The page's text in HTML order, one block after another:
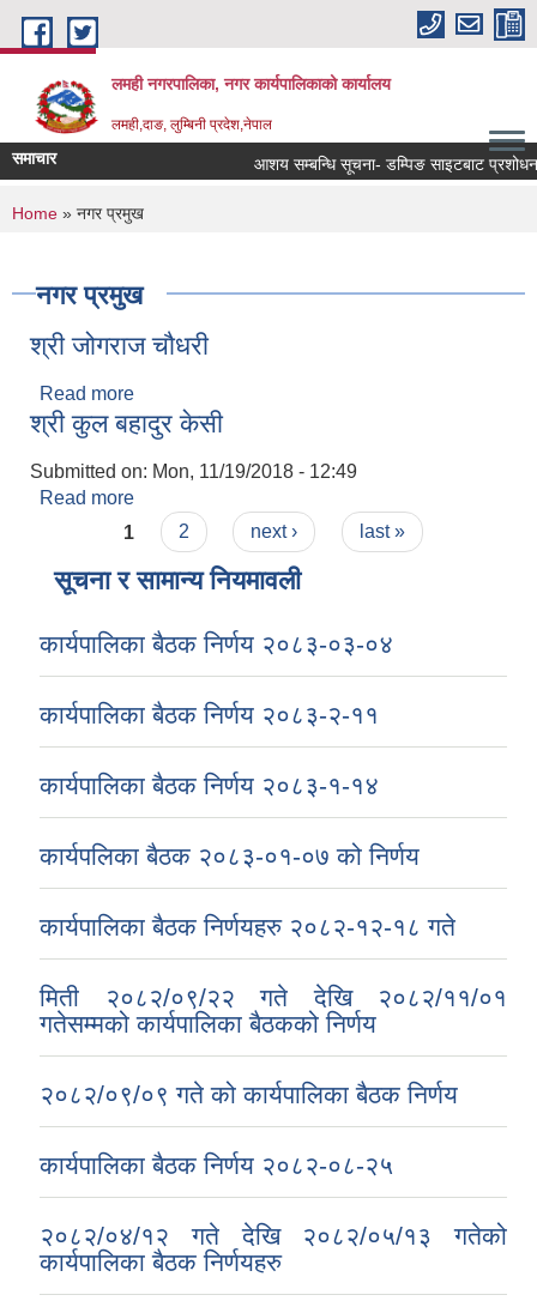
Skip to main content
लमही नगरपालिका, नगर कार्यपालिकाको कार्यालय
लमही,दाङ, लुम्बिनी प्रदेश,नेपाल
समाचार आशय सम्बन्धि सूचना- डम्पिङ साइटबाट प्रशोधन
You are here
Home » नगर प्रमुख
नगर प्रमुख
श्री जोगराज चौधरी
Read more
श्री कुल बहादुर केसी
Submitted on: Mon, 11/19/2018 - 12:49
Read more
Pages
1 2 next › last »
सूचना र सामान्य नियमावली
कार्यपालिका बैठक निर्णय २०८३-०३-०४
कार्यपालिका बैठक निर्णय २०८३-२-११
कार्यपालिका बैठक निर्णय २०८३-१-१४
कार्यपलिका बैठक २०८३-०१-०७ को निर्णय
कार्यपालिका बैठक निर्णयहरु २०८२-१२-१८ गते
मिती २०८२/०९/२२ गते देखि २०८२/११/०१
गतेसम्मको कार्यपालिका बैठकको निर्णय
२०८२/०९/०९ गते को कार्यपालिका बैठक निर्णय
कार्यपालिका बैठक निर्णय २०८२-०८-२५
२०८२/०४/१२ गते देखि २०८२/०५/१३ गतेको
कार्यपालिका बैठक निर्णयहरु